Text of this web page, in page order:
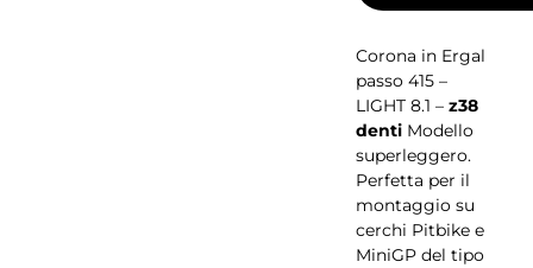
Corona in Ergal
passo 415 –
LIGHT 8.1 –z38
denti Modello
superleggero.
Perfetta per il
montaggio su
cerchi Pitbike e
MiniGP del tipo